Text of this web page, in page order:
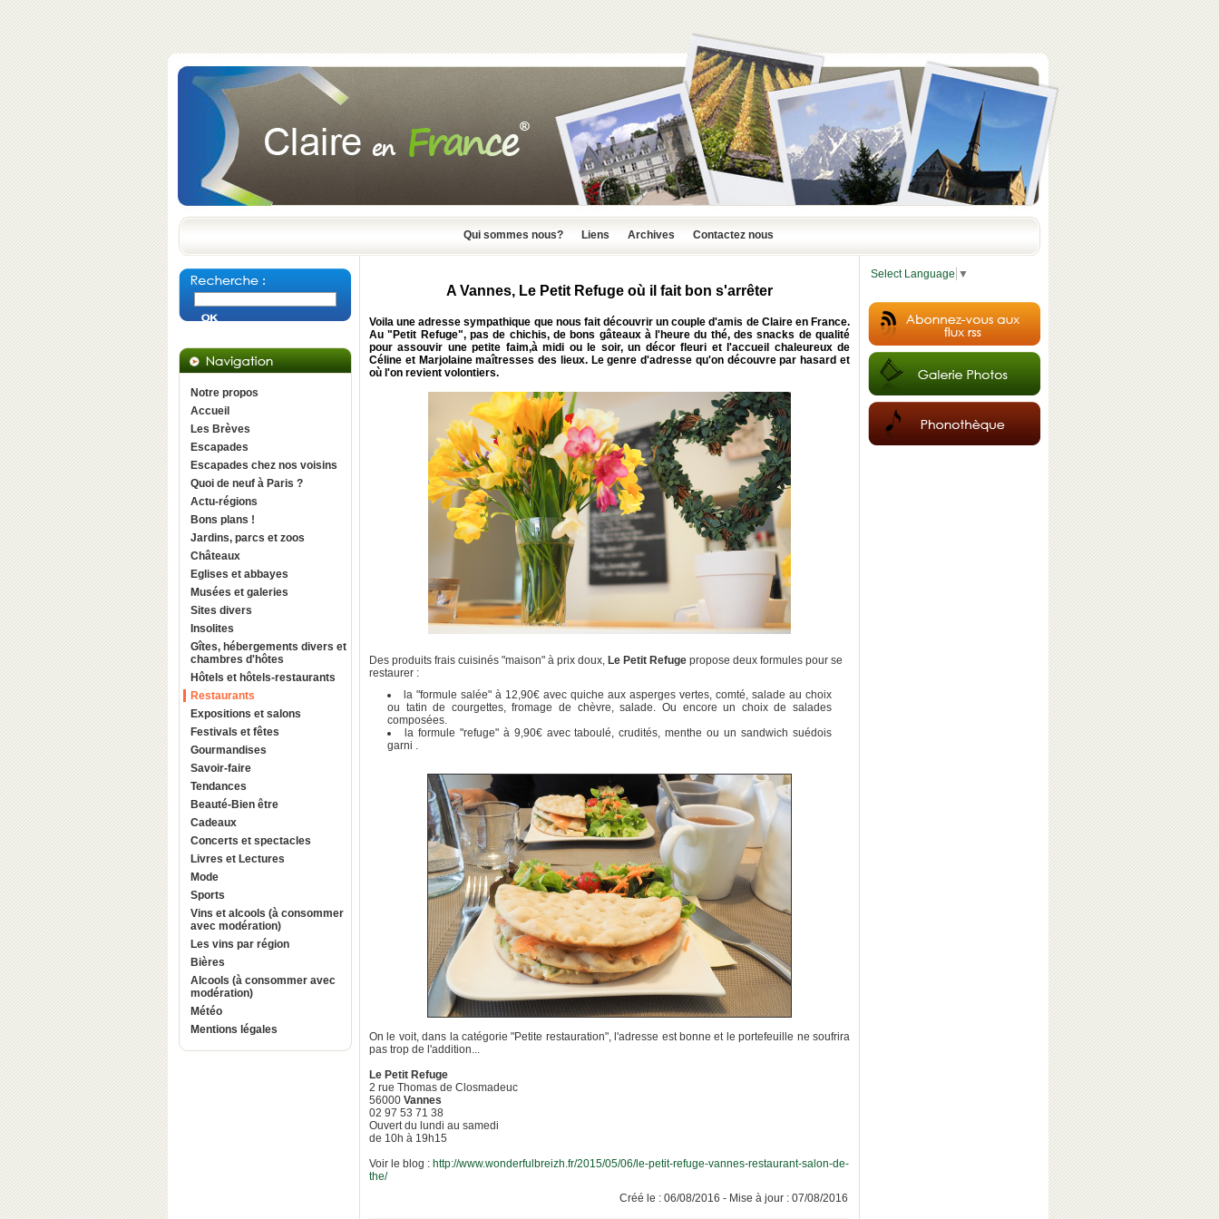
Qui sommes nous? Liens Archives Contactez nous
Notre propos
Accueil
Les Brèves
Escapades
Escapades chez nos voisins
Quoi de neuf à Paris ?
Actu-régions
Bons plans !
Jardins, parcs et zoos
Châteaux
Eglises et abbayes
Musées et galeries
Sites divers
Insolites
Gîtes, hébergements divers et
chambres d'hôtes
Hôtels et hôtels-restaurants
Restaurants
Expositions et salons
Festivals et fêtes
Gourmandises
Savoir-faire
Tendances
Beauté-Bien être
Cadeaux
Concerts et spectacles
Livres et Lectures
Mode
Sports
Vins et alcools (à consommer
avec modération)
Les vins par région
Bières
Alcools (à consommer avec
modération)
Météo
Mentions légales
A Vannes, Le Petit Refuge où il fait bon s'arrêter
Voila une adresse sympathique que nous fait découvrir un couple d'amis de Claire en France.
Au "Petit Refuge", pas de chichis, de bons gâteaux à l'heure du thé, des snacks de qualité
pour assouvir une petite faim,à midi ou le soir, un décor fleuri et l'accueil chaleureux de
Céline et Marjolaine maîtresses des lieux. Le genre d'adresse qu'on découvre par hasard et
où l'on revient volontiers.
Des produits frais cuisinés "maison" à prix doux, Le Petit Refuge propose deux formules pour se
restaurer :
la "formule salée" à 12,90€ avec quiche aux asperges vertes, comté, salade au choix
ou tatin de courgettes, fromage de chèvre, salade. Ou encore un choix de salades
composées.
la formule "refuge" à 9,90€ avec taboulé, crudités, menthe ou un sandwich suédois
garni .
On le voit, dans la catégorie "Petite restauration", l'adresse est bonne et le portefeuille ne soufrira
pas trop de l'addition...
Le Petit Refuge
2 rue Thomas de Closmadeuc
56000 Vannes
02 97 53 71 38
Ouvert du lundi au samedi
de 10h à 19h15
Voir le blog : http://www.wonderfulbreizh.fr/2015/05/06/le-petit-refuge-vannes-restaurant-salon-de-
the/
Créé le : 06/08/2016 - Mise à jour : 07/08/2016
Select Language ▼